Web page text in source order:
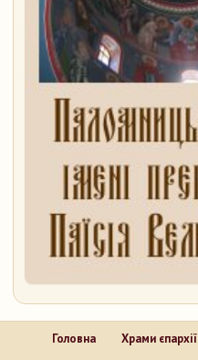
Головна Храми єпархії